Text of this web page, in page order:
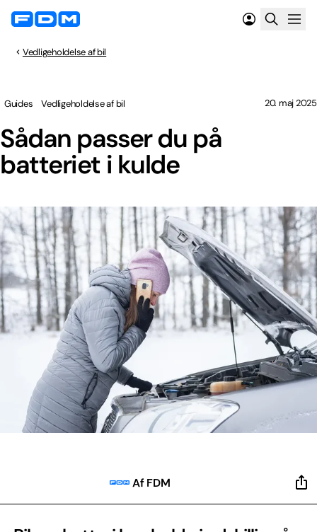
Vedligeholdelse af bil
Sådan passer du på
batteriet i kulde
Guides Vedligeholdelse af bil 20. maj 2025
Af FDM